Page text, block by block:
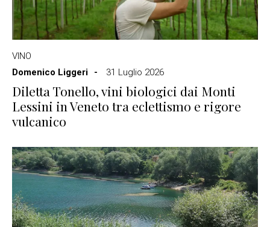
VINO
Domenico Liggeri
31 Luglio 2026
Diletta Tonello, vini biologici dai Monti
Lessini in Veneto tra eclettismo e rigore
vulcanico